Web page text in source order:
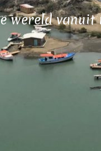
wereld